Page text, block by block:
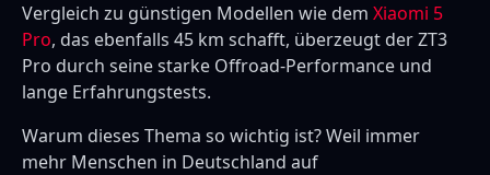
Vergleich zu günstigen Modellen wie dem Xiaomi 5
Pro, das ebenfalls 45 km schafft, überzeugt der ZT3
Pro durch seine starke Offroad-Performance und
lange Erfahrungstests.
Warum dieses Thema so wichtig ist? Weil immer
mehr Menschen in Deutschland auf